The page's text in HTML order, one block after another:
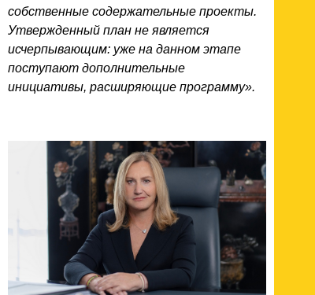
собственные содержательные проекты.
Утвержденный план не является
исчерпывающим: уже на данном этапе
поступают дополнительные
инициативы, расширяющие программу».